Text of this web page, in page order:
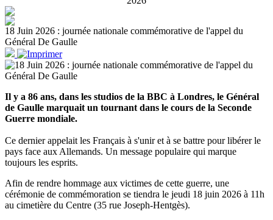
18 Juin 2026 : journée nationale commémorative de l'appel du
Général De Gaulle
Il y a 86 ans, dans les studios de la BBC à Londres, le Général
de Gaulle marquait un tournant dans le cours de la Seconde
Guerre mondiale.
Ce dernier appelait les Français à s'unir et à se battre pour libérer le
pays face aux Allemands. Un message populaire qui marque
toujours les esprits.
Afin de rendre hommage aux victimes de cette guerre, une
cérémonie de commémoration se tiendra le jeudi 18 juin 2026 à 11h
au cimetière du Centre (35 rue Joseph-Hentgès).